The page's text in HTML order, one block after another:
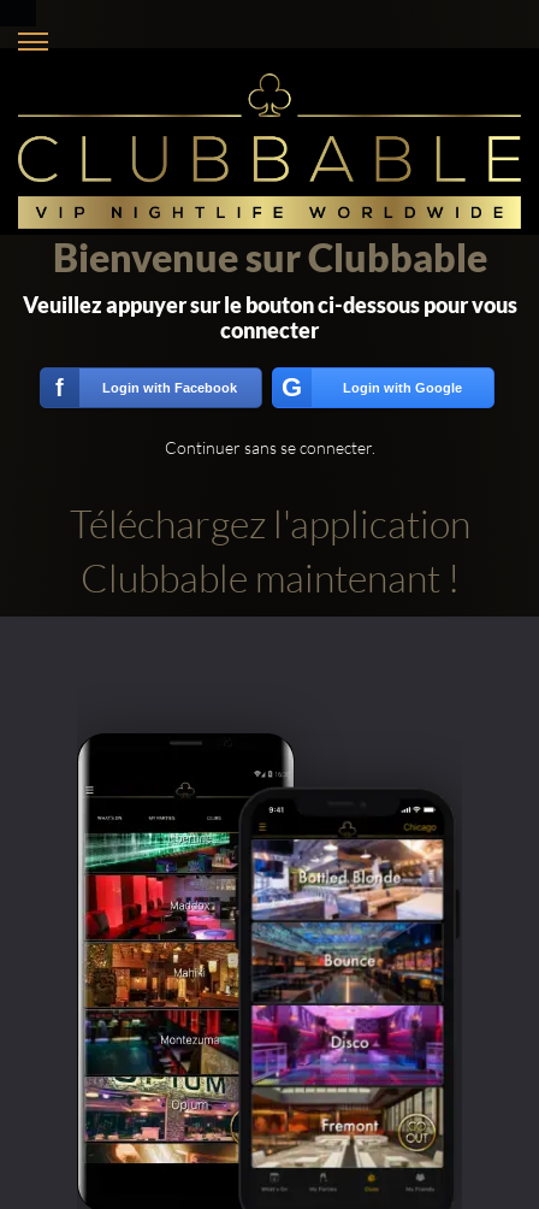
Comptes
sociaux
Clubbable:
Bienvenue sur Clubbable
Veuillez appuyer sur le bouton ci-dessous pour vous
connecter
f Login with Facebook G Login with Google
Continuer sans se connecter.
Téléchargez l'application
Clubbable maintenant !